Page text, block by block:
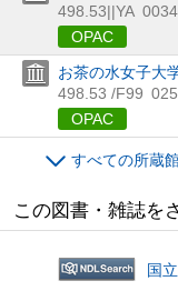
498.53||YA
OPAC
お茶の水女子大
498.53 /F99
OPAC
すべての所蔵
この図書・雑誌を
国